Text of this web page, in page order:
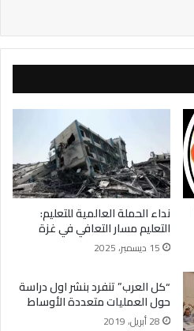
نداء الحملة العالمية للتعليم:
التعليم مسار التعافي في غزة
15 ديسمبر، 2025
“كل العرب” تنفرد بنشر اول دراسة
حول العمليات متعددة الأوساط
28 أبريل، 2019